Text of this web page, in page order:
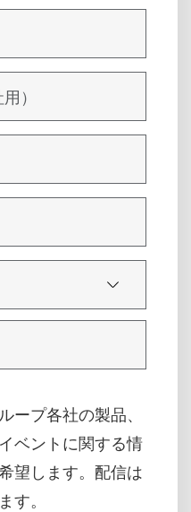
ープ各社の製品、
ベントに関する情
望します。配信は
す。